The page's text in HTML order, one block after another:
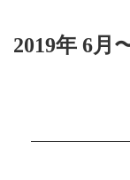
2019年 6月